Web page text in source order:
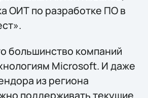
ОИТ по разработке ПО в
большинство компаний
Microsoft. И даже
из региона
поддерживать текущие